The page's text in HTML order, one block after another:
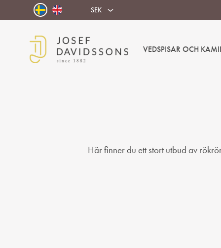
SEK
VEDSPISAR OCH
Här finner du ett stort utbud av